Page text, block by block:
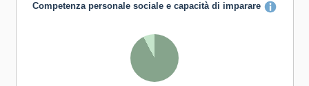
Competenza personale sociale e capacità di imparare